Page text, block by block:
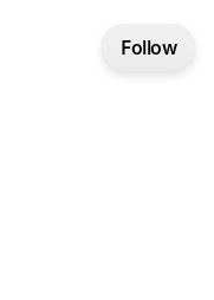
Follow